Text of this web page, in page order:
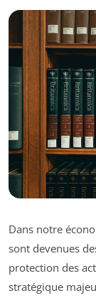
Dans notre
sont devenues
protection des
stratégique